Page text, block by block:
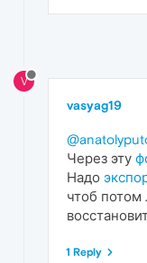
V
vasyag19
Через эту
Надо
чтоб
1 Reply